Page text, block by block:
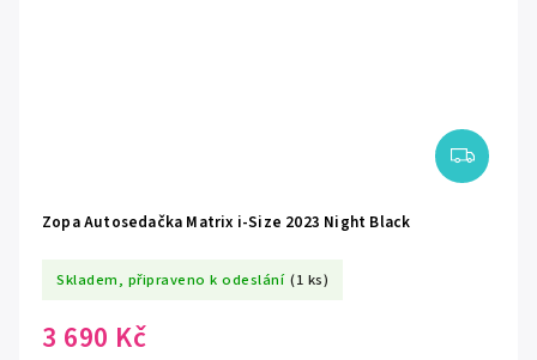
Zopa Autosedačka Matrix i-Size 2023 Night Black
Skladem, připraveno k odeslání (1 ks)
3 690 Kč